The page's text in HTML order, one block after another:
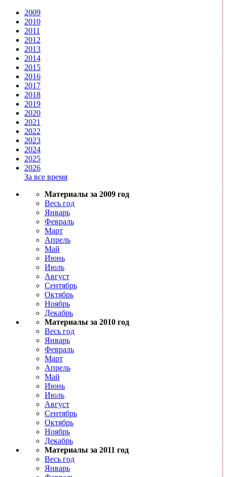
2009
2010
2011
2012
2013
2014
2015
2016
2017
2018
2019
2020
2021
2022
2023
2024
2025
2026
За все время
Материалы за 2009 год
Весь год
Январь
Февраль
Март
Апрель
Май
Июнь
Июль
Август
Сентябрь
Октябрь
Ноябрь
Декабрь
Материалы за 2010 год
Весь год
Январь
Февраль
Март
Апрель
Май
Июнь
Июль
Август
Сентябрь
Октябрь
Ноябрь
Декабрь
Материалы за 2011 год
Весь год
Январь